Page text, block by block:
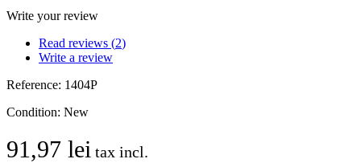
Write your review
Read reviews (2)
Write a review
Reference: 1404P
Condition: New
91,97 lei tax incl.